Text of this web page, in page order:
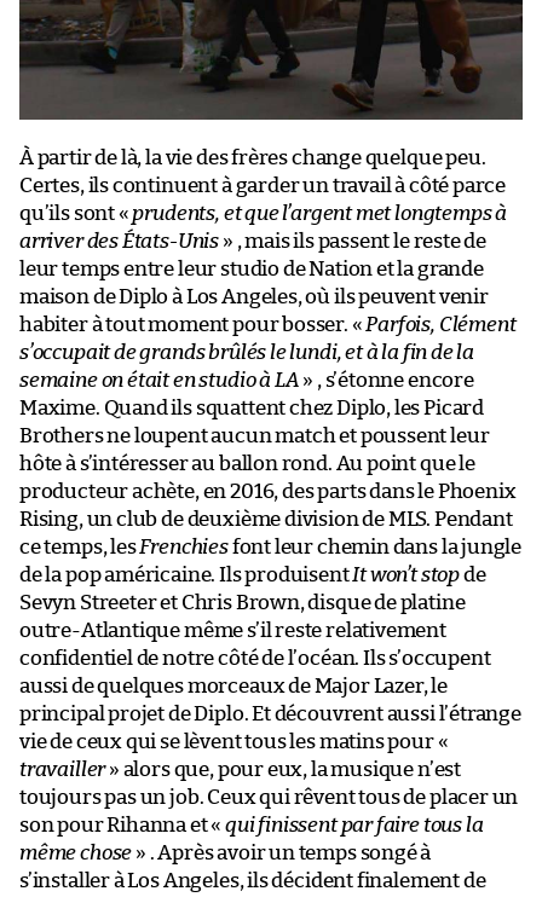
À partir de là, la vie des frères change quelque peu.
Certes, ils continuent à garder un travail à côté parce
qu’ils sont « prudents, et que l’argent met longtemps à
arriver des États-Unis » , mais ils passent le reste de
leur temps entre leur studio de Nation et la grande
maison de Diplo à Los Angeles, où ils peuvent venir
habiter à tout moment pour bosser. « Parfois, Clément
s’occupait de grands brûlés le lundi, et à la fin de la
semaine on était en studio à LA » , s’étonne encore
Maxime. Quand ils squattent chez Diplo, les Picard
Brothers ne loupent aucun match et poussent leur
hôte à s’intéresser au ballon rond. Au point que le
producteur achète, en 2016, des parts dans le Phoenix
Rising, un club de deuxième division de MLS. Pendant
ce temps, lesFrenchiesfont leur chemin dans la jungle
de la pop américaine. Ils produisentIt won’t stopde
Sevyn Streeter et Chris Brown, disque de platine
outre-Atlantique même s’il reste relativement
confidentiel de notre côté de l’océan. Ils s’occupent
aussi de quelques morceaux de Major Lazer, le
principal projet de Diplo. Et découvrent aussi l’étrange
vie de ceux qui se lèvent tous les matins pour «
travailler» alors que, pour eux, la musique n’est
toujours pas un job. Ceux qui rêvent tous de placer un
son pour Rihanna et «qui finissent par faire tous la
même chose » . Après avoir un temps songé à
s’installer à Los Angeles, ils décident finalement de